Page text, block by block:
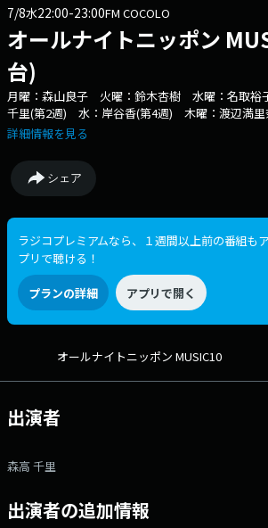
7/8水22:00-23:00FM COCOLO
オールナイトニッポン
台)
月曜：森山良子 火曜：鈴木杏樹 水曜：名取裕
千里(第2週) 水：岸谷香(第4週) 木曜：渡辺
ージ ●facebookページ ●twitterハッシュタグ
詳細情報を見る
シェア
ラジコプレミアムなら、１週間以上前の番組もア
プリで聴ける！
プランの詳細 アプリで開く
オールナイトニッポン MUSIC10
出演者
森高 千里
出演者の追加情報